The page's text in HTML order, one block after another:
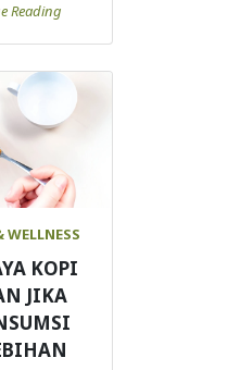
Reading
WELLNESS
KOPI
JIKA